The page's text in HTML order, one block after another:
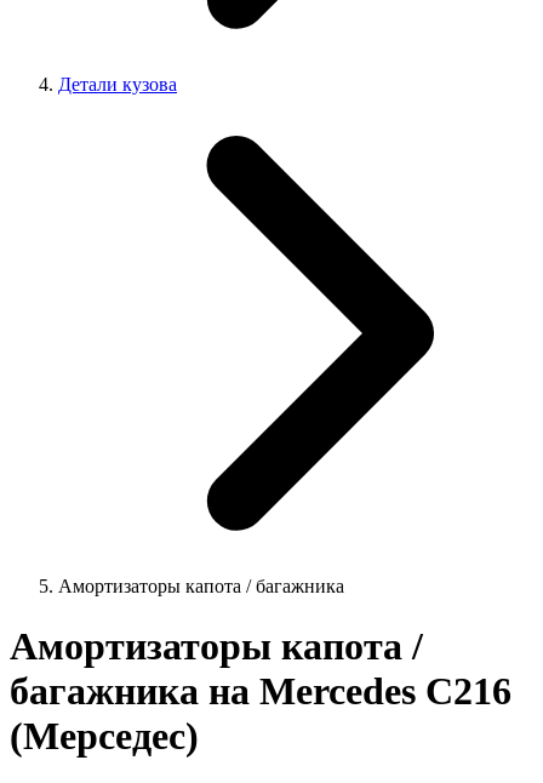
Детали кузова
Амортизаторы капота / багажника
Амортизаторы капота /
багажника на Mercedes C216
(Мерседес)